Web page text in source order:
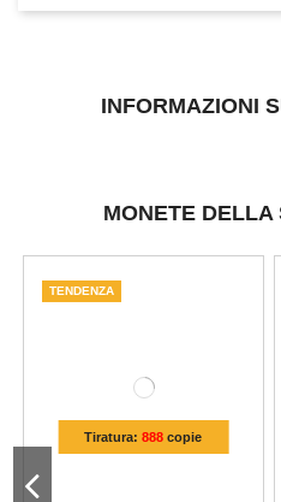
INFORMAZIONI
MONETE DELLA
Tiratura:888 copie
TENDENZA